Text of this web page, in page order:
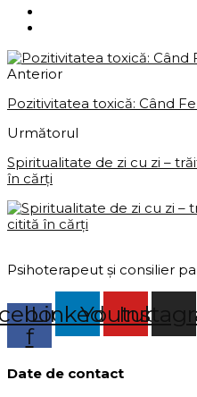
Anterior
Pozitivitatea toxică: Când
Următorul
Spiritualitate de zi cu zi –
în cărți
Psihoterapeut și consilier
f
LinkedinYoutube
Date de contact